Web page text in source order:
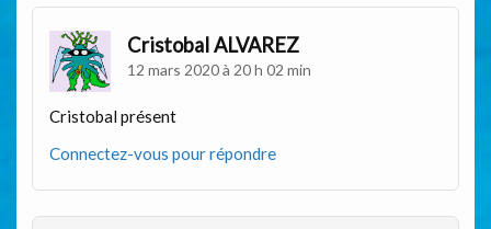
Cristobal ALVAREZ
12 mars 2020 à 20 h 02 min
Cristobal présent
Connectez-vous pour répondre